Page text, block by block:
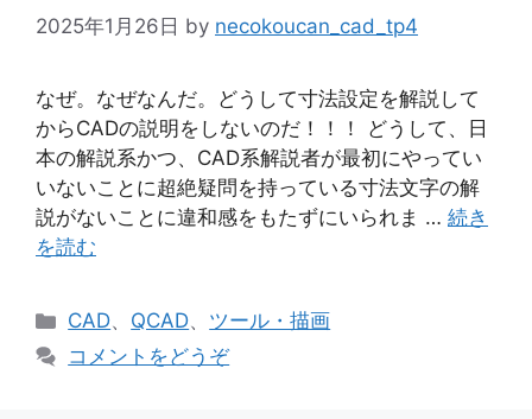
2025年1月26日 by necokoucan_cad_tp4
なぜ。なぜなんだ。どうして寸法設定を解説して
からCADの説明をしないのだ！！！ どうして、日
本の解説系かつ、CAD系解説者が最初にやってい
いないことに超絶疑問を持っている寸法文字の解
説がないことに違和感をもたずにいられま … 続き
を読む
カ
テ
CAD、 QCAD、 ツール・描画
コメントをどうぞ